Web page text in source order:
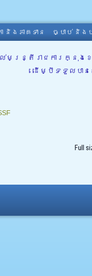
និងភាគទាន ច្បាប់ និង
ន្ត្រីរាជការក្នុង
ដើម្បីទទួលបាន
Full